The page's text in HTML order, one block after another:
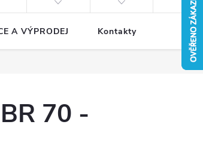
A VÝPRODEJ Kontakty
70 -